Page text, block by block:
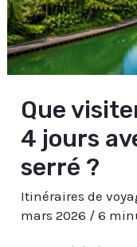
Que
4 jours
serré ?
Itinéraires de
mars 2026 /6